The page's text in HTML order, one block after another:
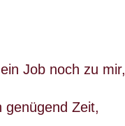
Job noch zu mir,
genügend Zeit,